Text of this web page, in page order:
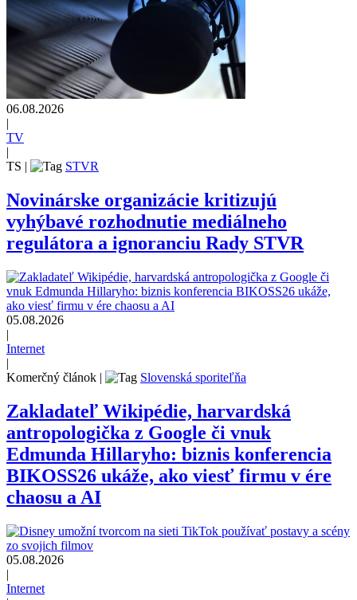
06.08.2026
|
TV
|
TS | STVR
Novinárske organizácie kritizujú
vyhýbavé rozhodnutie mediálneho
regulátora a ignoranciu Rady STVR
05.08.2026
|
Internet
|
Komerčný článok | Slovenská sporiteľňa
Zakladateľ Wikipédie, harvardská
antropologička z Google či vnuk
Edmunda Hillaryho: biznis konferencia
BIKOSS26 ukáže, ako viesť firmu v ére
chaosu a AI
05.08.2026
|
Internet